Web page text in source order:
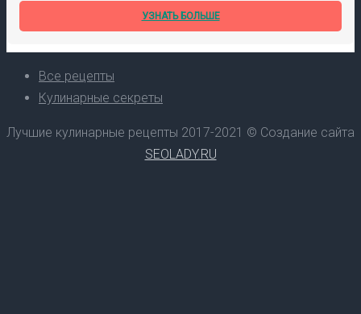
УЗНАТЬ БОЛЬШЕ
Все рецепты
Кулинарные секреты
Лучшие кулинарные рецепты 2017-2021 © Создание сайта
SEOLADY.RU